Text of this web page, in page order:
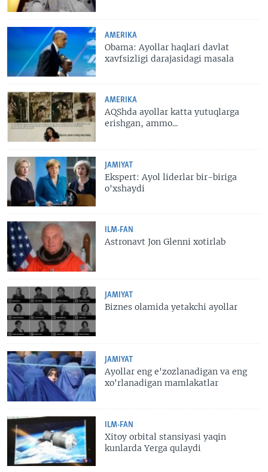
AMERIKA
Obama: Ayollar haqlari davlat
xavfsizligi darajasidagi masala
AMERIKA
AQShda ayollar katta yutuqlarga
erishgan, ammo...
JAMIYAT
Ekspert: Ayol liderlar bir-biriga
o'xshaydi
ILM-FAN
Astronavt Jon Glenni xotirlab
JAMIYAT
Biznes olamida yetakchi ayollar
JAMIYAT
Ayollar eng e'zozlanadigan va eng
xo'rlanadigan mamlakatlar
ILM-FAN
Xitoy orbital stansiyasi yaqin
kunlarda Yerga qulaydi